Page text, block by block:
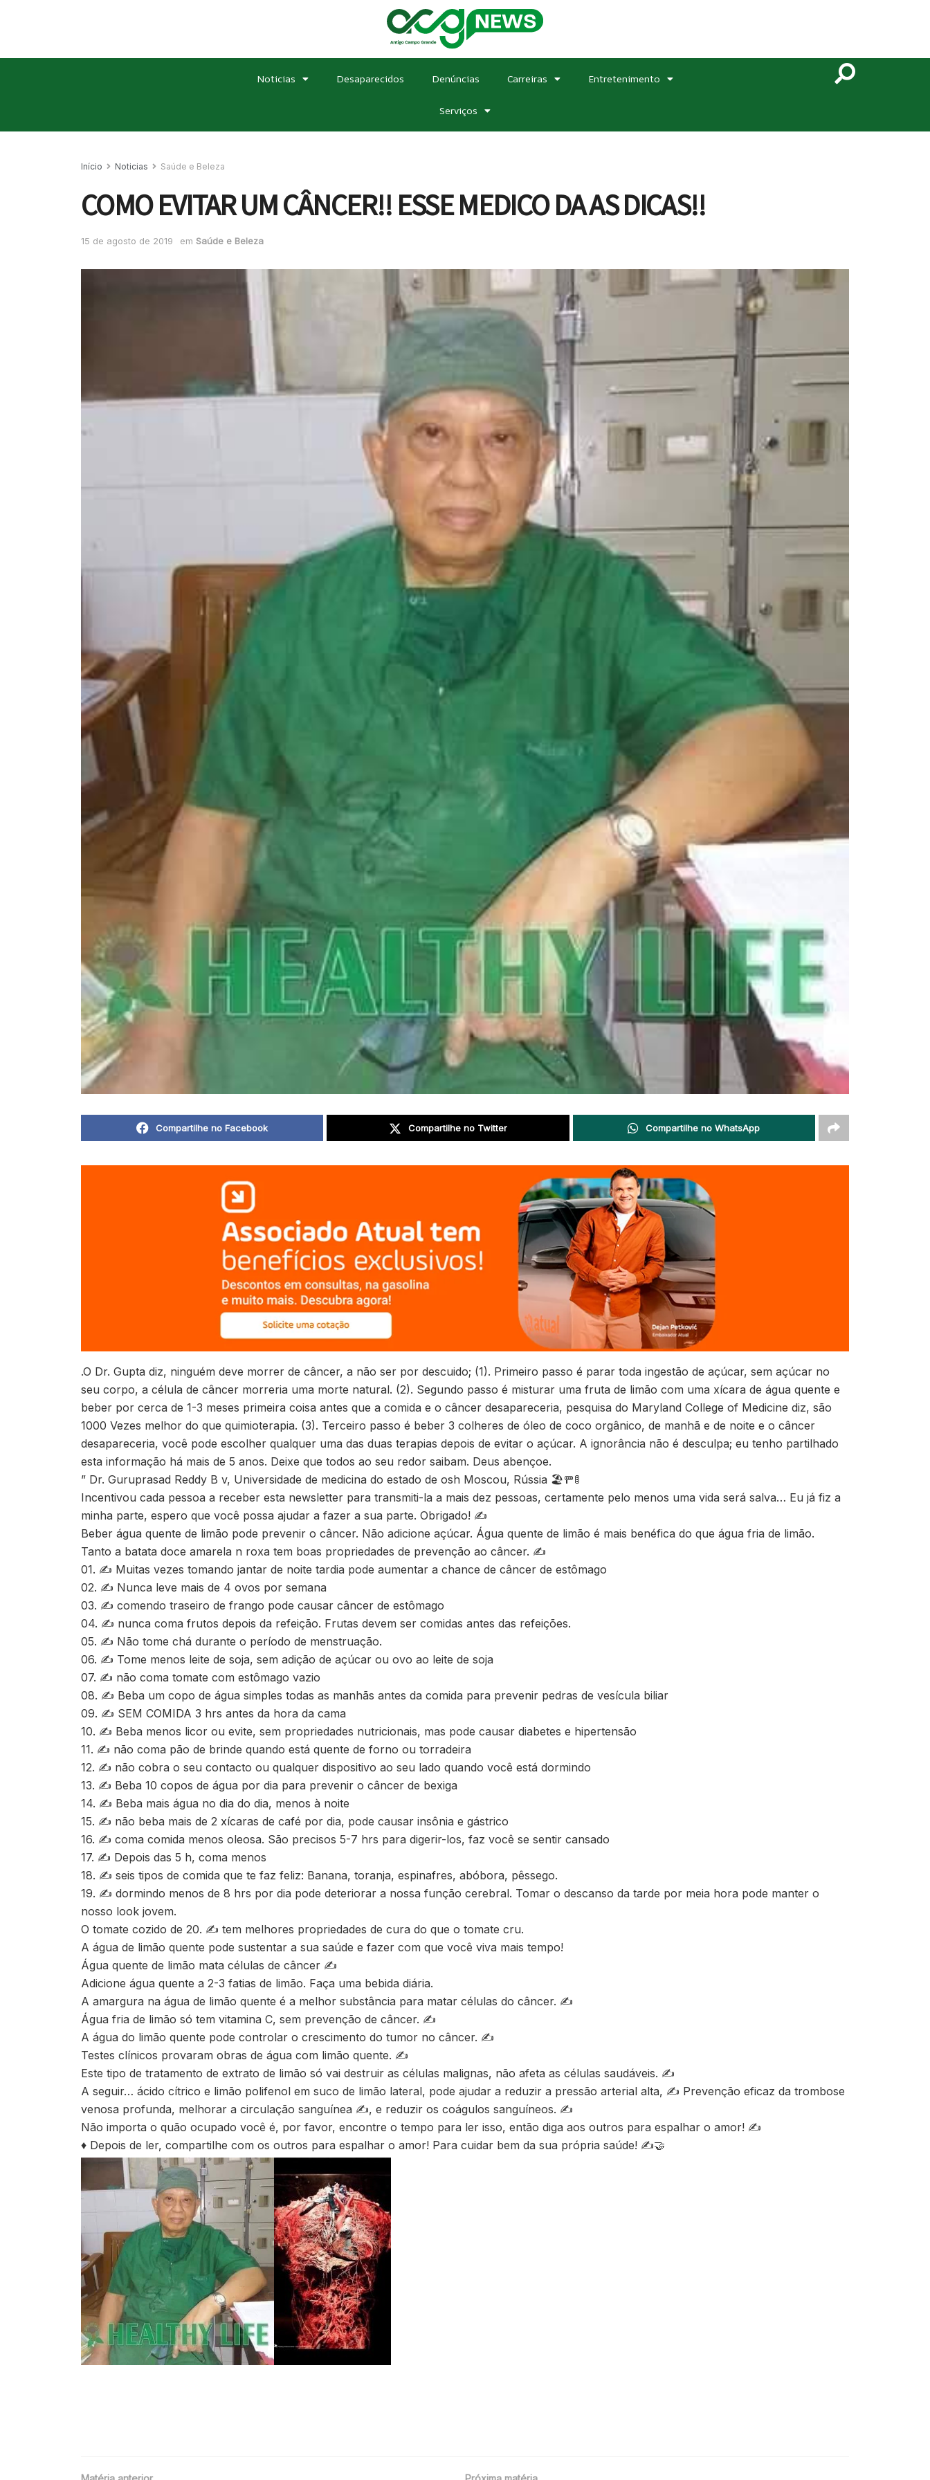
Noticias Desaparecidos Denúncias Carreiras Entretenimento
Serviços
Início Noticias Saúde e Beleza
COMO EVITAR UM CÂNCER!! ESSE MEDICO DA AS DICAS!!
15 de agosto de 2019 em Saúde e Beleza
Compartilhe no Facebook Compartilhe no Twitter Compartilhe no WhatsApp
.O Dr. Gupta diz, ninguém deve morrer de câncer, a não ser por descuido; (1). Primeiro passo é parar toda ingestão de açúcar, sem açúcar no
seu corpo, a célula de câncer morreria uma morte natural. (2). Segundo passo é misturar uma fruta de limão com uma xícara de água quente e
beber por cerca de 1-3 meses primeira coisa antes que a comida e o câncer desapareceria, pesquisa do Maryland College of Medicine diz, são
1000 Vezes melhor do que quimioterapia. (3). Terceiro passo é beber 3 colheres de óleo de coco orgânico, de manhã e de noite e o câncer
desapareceria, você pode escolher qualquer uma das duas terapias depois de evitar o açúcar. A ignorância não é desculpa; eu tenho partilhado
esta informação há mais de 5 anos. Deixe que todos ao seu redor saibam. Deus abençoe.
” Dr. Guruprasad Reddy B v, Universidade de medicina do estado de osh Moscou, Rússia 🏖🚥🚦
Incentivou cada pessoa a receber esta newsletter para transmiti-la a mais dez pessoas, certamente pelo menos uma vida será salva… Eu já fiz a
minha parte, espero que você possa ajudar a fazer a sua parte. Obrigado! ✍
Beber água quente de limão pode prevenir o câncer. Não adicione açúcar. Água quente de limão é mais benéfica do que água fria de limão.
Tanto a batata doce amarela n roxa tem boas propriedades de prevenção ao câncer. ✍
01. ✍ Muitas vezes tomando jantar de noite tardia pode aumentar a chance de câncer de estômago
02. ✍ Nunca leve mais de 4 ovos por semana
03. ✍ comendo traseiro de frango pode causar câncer de estômago
04. ✍ nunca coma frutos depois da refeição. Frutas devem ser comidas antes das refeições.
05. ✍ Não tome chá durante o período de menstruação.
06. ✍ Tome menos leite de soja, sem adição de açúcar ou ovo ao leite de soja
07. ✍ não coma tomate com estômago vazio
08. ✍ Beba um copo de água simples todas as manhãs antes da comida para prevenir pedras de vesícula biliar
09. ✍ SEM COMIDA 3 hrs antes da hora da cama
10. ✍ Beba menos licor ou evite, sem propriedades nutricionais, mas pode causar diabetes e hipertensão
11. ✍ não coma pão de brinde quando está quente de forno ou torradeira
12. ✍ não cobra o seu contacto ou qualquer dispositivo ao seu lado quando você está dormindo
13. ✍ Beba 10 copos de água por dia para prevenir o câncer de bexiga
14. ✍ Beba mais água no dia do dia, menos à noite
15. ✍ não beba mais de 2 xícaras de café por dia, pode causar insônia e gástrico
16. ✍ coma comida menos oleosa. São precisos 5-7 hrs para digerir-los, faz você se sentir cansado
17. ✍ Depois das 5 h, coma menos
18. ✍ seis tipos de comida que te faz feliz: Banana, toranja, espinafres, abóbora, pêssego.
19. ✍ dormindo menos de 8 hrs por dia pode deteriorar a nossa função cerebral. Tomar o descanso da tarde por meia hora pode manter o
nosso look jovem.
O tomate cozido de 20. ✍ tem melhores propriedades de cura do que o tomate cru.
A água de limão quente pode sustentar a sua saúde e fazer com que você viva mais tempo!
Água quente de limão mata células de câncer ✍
Adicione água quente a 2-3 fatias de limão. Faça uma bebida diária.
A amargura na água de limão quente é a melhor substância para matar células do câncer. ✍
Água fria de limão só tem vitamina C, sem prevenção de câncer. ✍
A água do limão quente pode controlar o crescimento do tumor no câncer. ✍
Testes clínicos provaram obras de água com limão quente. ✍
Este tipo de tratamento de extrato de limão só vai destruir as células malignas, não afeta as células saudáveis. ✍
A seguir… ácido cítrico e limão polifenol em suco de limão lateral, pode ajudar a reduzir a pressão arterial alta, ✍ Prevenção eficaz da trombose
venosa profunda, melhorar a circulação sanguínea ✍, e reduzir os coágulos sanguíneos. ✍
Não importa o quão ocupado você é, por favor, encontre o tempo para ler isso, então diga aos outros para espalhar o amor! ✍
♦ Depois de ler, compartilhe com os outros para espalhar o amor! Para cuidar bem da sua própria saúde! ✍🤝